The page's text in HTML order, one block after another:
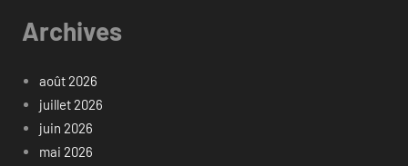
Archives
août 2026
juillet 2026
juin 2026
mai 2026